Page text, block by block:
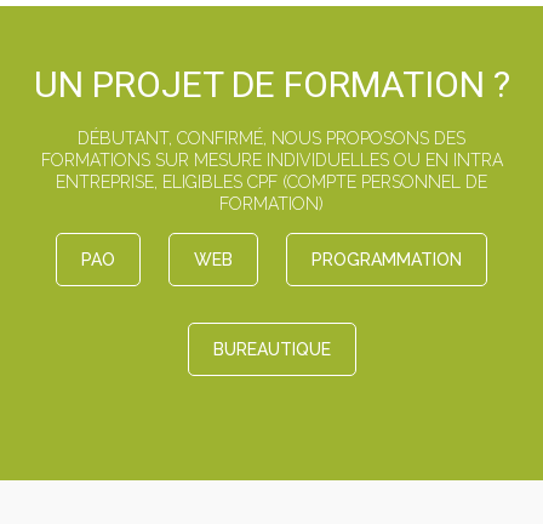
UN PROJET DE FORMATION ?
DÉBUTANT, CONFIRMÉ, NOUS PROPOSONS DES
FORMATIONS SUR MESURE INDIVIDUELLES OU EN INTRA
ENTREPRISE, ELIGIBLES CPF (COMPTE PERSONNEL DE
FORMATION)
PAO WEB PROGRAMMATION
BUREAUTIQUE